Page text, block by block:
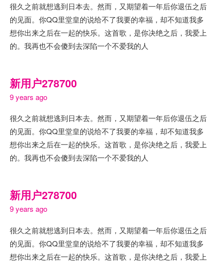
很久之前就想逃到日本去。然而，又期望着一年后你退伍之后
的见面。你QQ里堂皇的说给不了我要的幸福，却不知道我多
想你出来之后在一起的快乐。这首歌，是你决绝之后，我爱上
的。我再也不会傻到去深陷一个不爱我的人
新用户278700
9 years ago
很久之前就想逃到日本去。然而，又期望着一年后你退伍之后
的见面。你QQ里堂皇的说给不了我要的幸福，却不知道我多
想你出来之后在一起的快乐。这首歌，是你决绝之后，我爱上
的。我再也不会傻到去深陷一个不爱我的人
新用户278700
9 years ago
很久之前就想逃到日本去。然而，又期望着一年后你退伍之后
的见面。你QQ里堂皇的说给不了我要的幸福，却不知道我多
想你出来之后在一起的快乐。这首歌，是你决绝之后，我爱上